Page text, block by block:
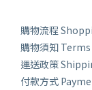
購物流程
購物須知
運送政策
付款方式